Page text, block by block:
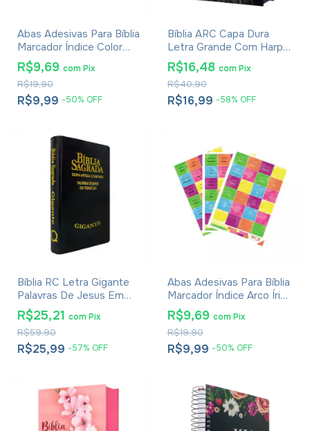
Abas Adesivas Para Bíblia
Marcador Índice Color
Pacote Com 3
R$9,99 -50% OFF
R$19,90
R$9,69 comPix
Bíblia ARC Capa Dura
Letra Grande Com Harpa
- Textos Coloridos - Leão
PB
R$16,99 -58% OFF
R$40,90
R$16,48 com Pix
Bíblia RC Letra Gigante
Palavras De Jesus Em
Vermelho Harpa E
Corinhos - Capa Luxo
Preta
R$25,99 -57% OFF
R$59,90
R$25,21 comPix
Abas Adesivas Para Bíblia
Marcador Índice Arco Íris
Pacote Com 3
R$9,99 -50% OFF
R$19,90
R$9,69 com Pix